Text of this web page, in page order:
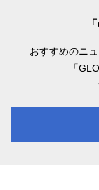
おすすめのニ
「